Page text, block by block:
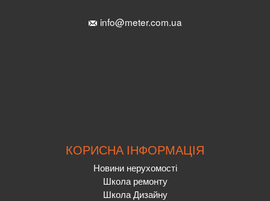
info@meter.com.ua
КОРИСНА ІНФОРМАЦІЯ
Новини нерухомості
Школа ремонту
Школа Дизайну